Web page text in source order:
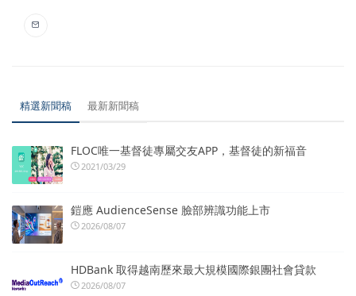
精選新聞稿 最新新聞稿
FLOC唯一基督徒專屬交友APP，基督徒的新福音
2021/03/29
鎧應 AudienceSense 臉部辨識功能上市
2026/08/07
HDBank 取得越南歷來最大規模國際銀團社會貸款
2026/08/07